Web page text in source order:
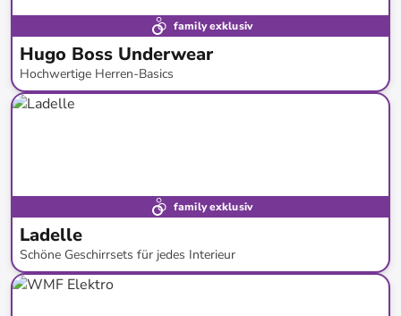
family exklusiv
Hugo Boss Underwear
Hochwertige Herren-Basics
bis-40%*
family exklusiv
Ladelle
Schöne Geschirrsets für jedes Interieur
bis-59%* Neu bei limango